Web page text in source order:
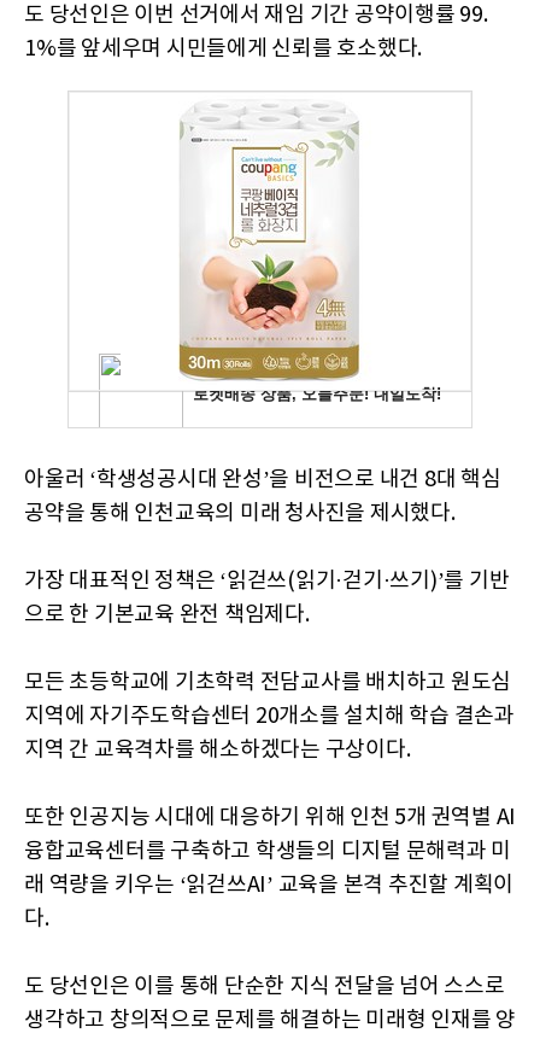
도 당선인은 이번 선거에서 재임 기간 공약이행률 99.
1%를 앞세우며 시민들에게 신뢰를 호소했다.
아울러 ‘학생성공시대 완성’을 비전으로 내건 8대 핵심
공약을 통해 인천교육의 미래 청사진을 제시했다.
가장 대표적인 정책은 ‘읽걷쓰(읽기·걷기·쓰기)’를 기반
으로 한 기본교육 완전 책임제다.
모든 초등학교에 기초학력 전담교사를 배치하고 원도심
지역에 자기주도학습센터 20개소를 설치해 학습 결손과
지역 간 교육격차를 해소하겠다는 구상이다.
또한 인공지능 시대에 대응하기 위해 인천 5개 권역별 AI
융합교육센터를 구축하고 학생들의 디지털 문해력과 미
래 역량을 키우는 ‘읽걷쓰AI’ 교육을 본격 추진할 계획이
다.
도 당선인은 이를 통해 단순한 지식 전달을 넘어 스스로
생각하고 창의적으로 문제를 해결하는 미래형 인재를 양